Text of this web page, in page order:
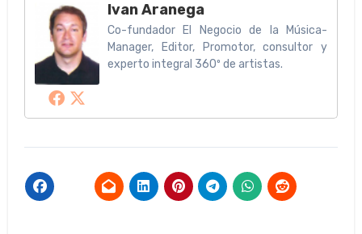
Ivan Aranega
Co-fundador El Negocio de la Música-
Manager, Editor, Promotor, consultor y
experto integral 360º de artistas.